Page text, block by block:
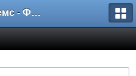
Кейсистемс - Форумы